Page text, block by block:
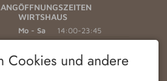
ÖFFNUNGSZEITEN
WIRTSHAUS
Mo - Sa
14:00-23:45
HOTEL CHECK IN
Cookies und andere